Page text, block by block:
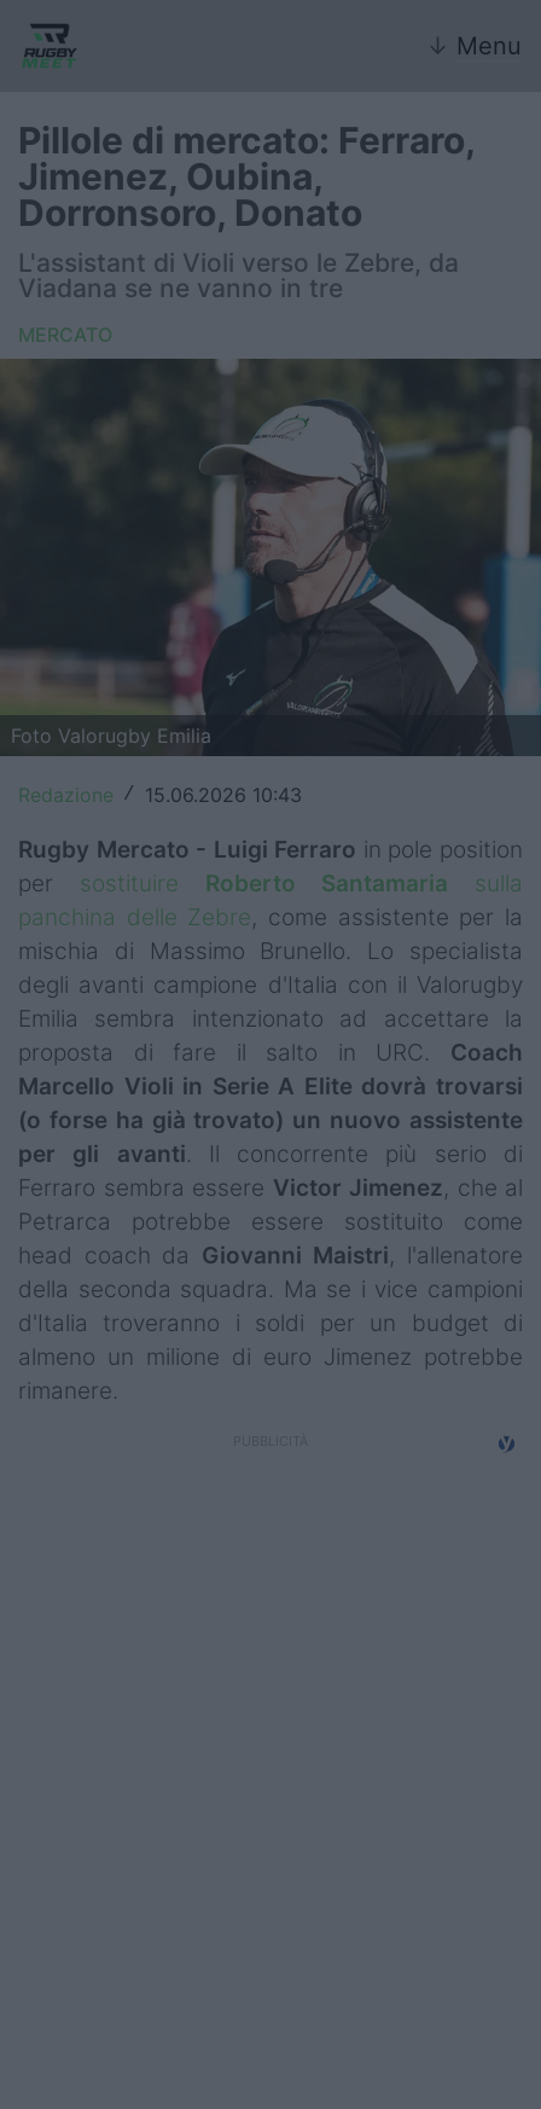
↓ Menu
Nazionale
Nazionali giovanili
FIR
Internazionale
United Rugby Championship
Champions Cup
Challenge Cup
World Rugby
Rugby World Cup
Super Rugby
Rugby in TV
Mercato
Serie A Elite
Campionati
Serie A
Serie B
Serie C
Femminile
Giovanili
Pillole di mercato: Ferraro,
Jimenez, Oubina,
Dorronsoro, Donato
L'assistant di Violi verso le Zebre, da
Viadana se ne vanno in tre
MERCATO
Foto Valorugby Emilia
Redazione / 15.06.2026 10:43
Rugby Mercato - Luigi Ferraro in pole position
per sostituire Roberto Santamaria sulla
panchina delle Zebre, come assistente per la
mischia di Massimo Brunello. Lo specialista
degli avanti campione d'Italia con il Valorugby
Emilia sembra intenzionato ad accettare la
proposta di fare il salto in URC. Coach
Marcello Violi in Serie A Elite dovrà trovarsi
(o forse ha già trovato) un nuovo assistente
per gli avanti. Il concorrente più serio di
Ferraro sembra essere Victor Jimenez, che al
Petrarca potrebbe essere sostituito come
head coach da Giovanni Maistri, l'allenatore
della seconda squadra. Ma se i vice campioni
d'Italia troveranno i soldi per un budget di
almeno un milione di euro Jimenez potrebbe
rimanere.